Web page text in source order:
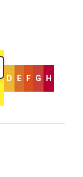
D E F G H